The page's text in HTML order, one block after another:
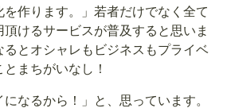
作ります。」若者だけでなく全て
けるサービスが普及すると思いま
とオシャレもビジネスもプライベ
まちがいなし！
なるから！」と、思っています。